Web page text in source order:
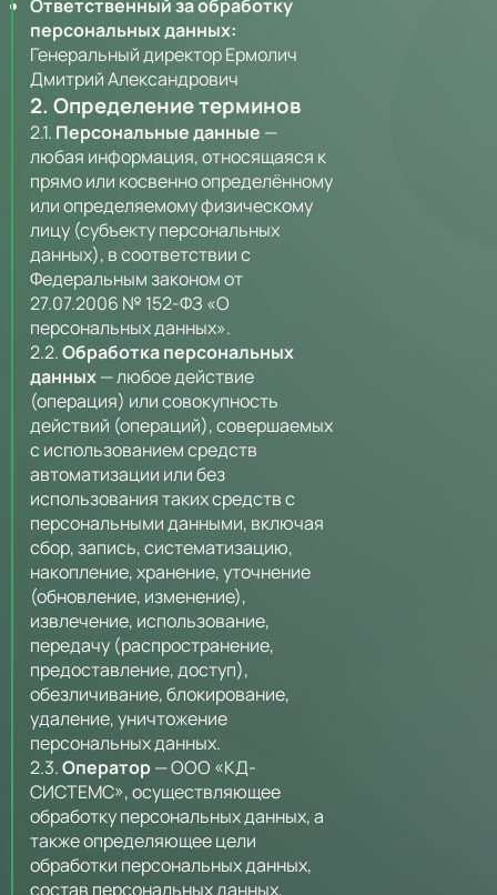
Ответственный за обработку
персональных данных:
Генеральный директор Ермолич
Дмитрий Александрович
2. Определение терминов
2.1. Персональные данные —
любая информация, относящаяся к
прямо или косвенно определённому
или определяемому физическому
лицу (субъекту персональных
данных), в соответствии с
Федеральным законом от
27.07.2006 № 152-ФЗ «О
персональных данных».
2.2.Обработка персональных
данных— любое действие
(операция) или совокупность
действий (операций), совершаемых
с использованием средств
автоматизации или без
использования таких средств с
персональными данными, включая
сбор, запись, систематизацию,
накопление, хранение, уточнение
(обновление, изменение),
извлечение, использование,
передачу (распространение,
предоставление, доступ),
обезличивание, блокирование,
удаление, уничтожение
персональных данных.
2.3.Оператор— ООО «КД-
СИСТЕМС», осуществляющее
обработку персональных данных, а
также определяющее цели
обработки персональных данных,
состав персональных данных,